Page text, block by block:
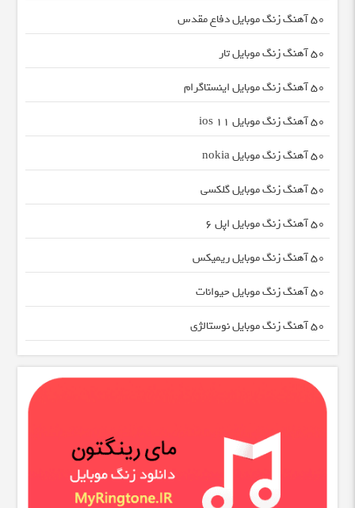
50 آهنگ زنگ موبایل دفاع مقدس
50 آهنگ زنگ موبایل تار
50 آهنگ زنگ موبایل اینستاگرام
50 آهنگ زنگ موبایل ios 11
50 آهنگ زنگ موبایل nokia
50 آهنگ زنگ موبایل گلکسی
50 آهنگ زنگ موبایل اپل 6
50 آهنگ زنگ موبایل ریمیکس
50 آهنگ زنگ موبایل حیوانات
50 آهنگ زنگ موبایل نوستالژی